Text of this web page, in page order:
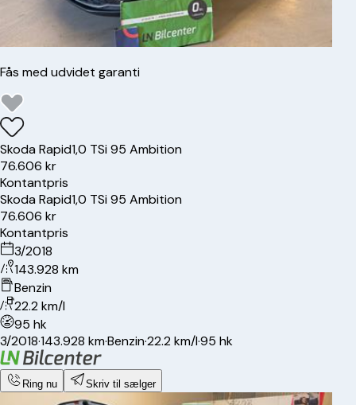
Fås med udvidet garanti
SkodaRapid1,0 TSi 95 Ambition
76.606 kr
Kontantpris
SkodaRapid1,0 TSi 95 Ambition
76.606 kr
Kontantpris
3/2018
143.928 km
Benzin
22.2 km/l
95 hk
3/2018·143.928 km·Benzin·22.2 km/l·95 hk
Ring nu Skriv til sælger